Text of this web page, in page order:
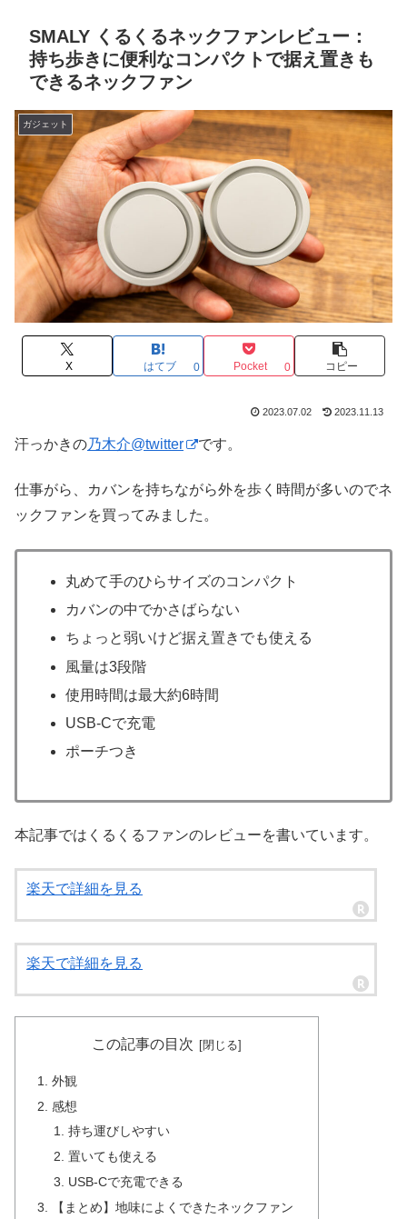
SMALY くるくるネックファンレビュー：
持ち歩きに便利なコンパクトで据え置きも
できるネックファン
ガジェット
X はてブ 0 Pocket 0 コピー
2023.07.02 2023.11.13
汗っかきの乃木介@twitter です。
仕事がら、カバンを持ちながら外を歩く時間が多いのでネ
ックファンを買ってみました。
丸めて手のひらサイズのコンパクト
カバンの中でかさばらない
ちょっと弱いけど据え置きでも使える
風量は3段階
使用時間は最大約6時間
USB-Cで充電
ポーチつき
本記事ではくるくるファンのレビューを書いています。
楽天で詳細を見る
楽天で詳細を見る
この記事の目次
外観
感想
持ち運びしやすい
置いても使える
USB-Cで充電できる
【まとめ】地味によくできたネックファン